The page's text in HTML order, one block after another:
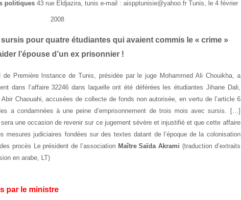
politiques 43 rue Eldjazira, tunis e-mail : aispptunisie@yahoo.fr Tunis, le 4 février
2008
pour quatre étudiantes qui avaient commis le « crime »
l’épouse d’un ex prisonnier !
de Première Instance de Tunis, présidée par le juge Mohammed Ali Chouikha, a
dans l’affaire 32246 dans laquelle ont été déférées les étudiantes Jihane Dali,
Chaouahi, accusées de collecte de fonds non autorisée, en vertu de l’article 6
a condamnées à une peine d’emprisonnement de trois mois avec sursis. […]
sera une occasion de revenir sur ce jugement sévère et injustifié et que cette affaire
mesures judiciaires fondées sur des textes datant de l’époque de la colonisation
procès Le président de l’association Maître Saïda Akrami (traduction d’extraits
en arabe, LT)
par le ministre